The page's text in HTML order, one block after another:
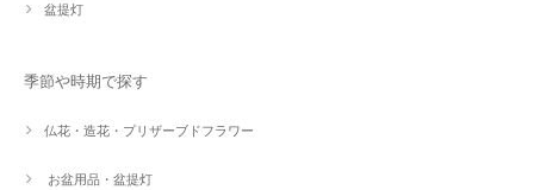
盆提灯
季節や時期で探す
仏花・造花・プリザーブドフラワー
お盆用品・盆提灯